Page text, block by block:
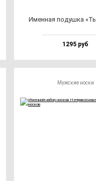
Имен­ная по­душ­ка
1295 руб
Мужские носки